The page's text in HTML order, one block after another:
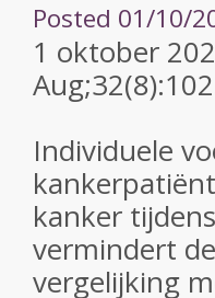
Posted 01/10/
1 oktober
Individuele
kanker
vermindert
vergelijking